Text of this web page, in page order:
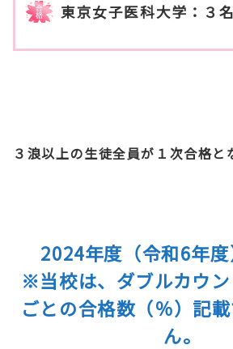
東京女子医科大学：３
３浪以上の生徒全員が１次合格と
2024年度（令和6年
※当校は、ダブルカウ
ごとの合格数（％）記
ん。